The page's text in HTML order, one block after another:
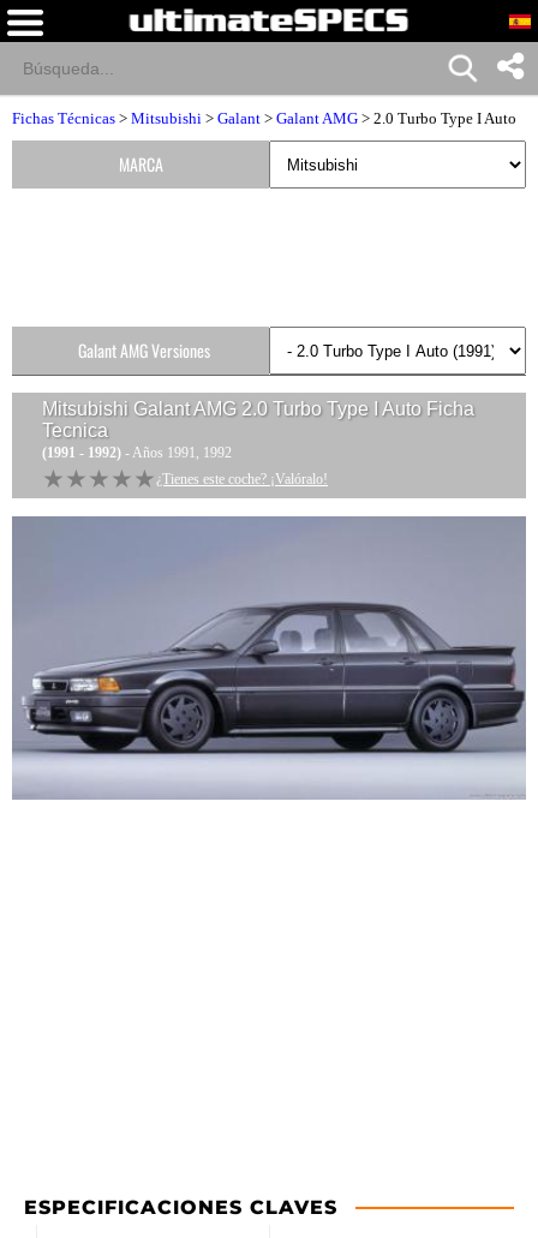
Fichas Técnicas > Mitsubishi > Galant > Galant AMG > 2.0 Turbo Type I Auto
Mitsubishi Galant AMG 2.0 Turbo Type I Auto Ficha
Tecnica
(1991 - 1992) - Años 1991, 1992
★★★★★
★★★★★ ¿Tienes este coche? ¡Valóralo!
ESPECIFICACIONES CLAVES
MARCA
Galant AMG Versiones